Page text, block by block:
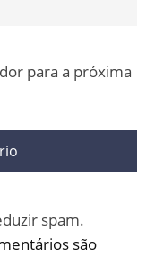
para a próxima
spam.
são